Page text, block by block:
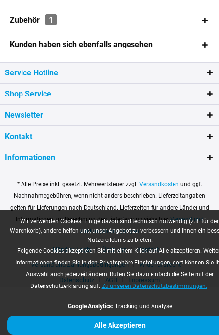
Zubehör 1
Kunden haben sich ebenfalls angesehen
Service Hotline
Shop Service
Newsletter
Kontakt
Informationen
* Alle Preise inkl. gesetzl. Mehrwertsteuer zzgl. Versandkosten und ggf.
Nachnahmegebühren, wenn nicht anders beschrieben. Lieferzeitangaben
gelten für Lieferungen nach Deutschland. Lieferzeiten für andere Länder und
Informationen zur Berechnung des Liefertermins siehe hierVersand und
Zahlungsbedingungen
Händler-Login Über uns Kontakt
Versand und Zahlungsbedingungen Widerrufsrecht
Datenschutz AGB Impressum
Wir verwenden Cookies. Einige davon sind technisch notwendig (z.B. für
Warenkorb), andere helfen uns, unser Angebot zu verbessern und Ihnen ein
Nutzererlebnis zu bieten.
Folgende Cookies akzeptieren Sie mit einem Klick auf Alle akzeptieren.
Informationen finden Sie in den Privatsphäre-Einstellungen, dort können Sie
Auswahl auch jederzeit ändern. Rufen Sie dazu einfach die Seite mit der
Datenschutzerklärung auf. Zu unseren Datenschutzbestimmungen.
Google Analytics:Tracking und Analyse
Alle Akzeptieren